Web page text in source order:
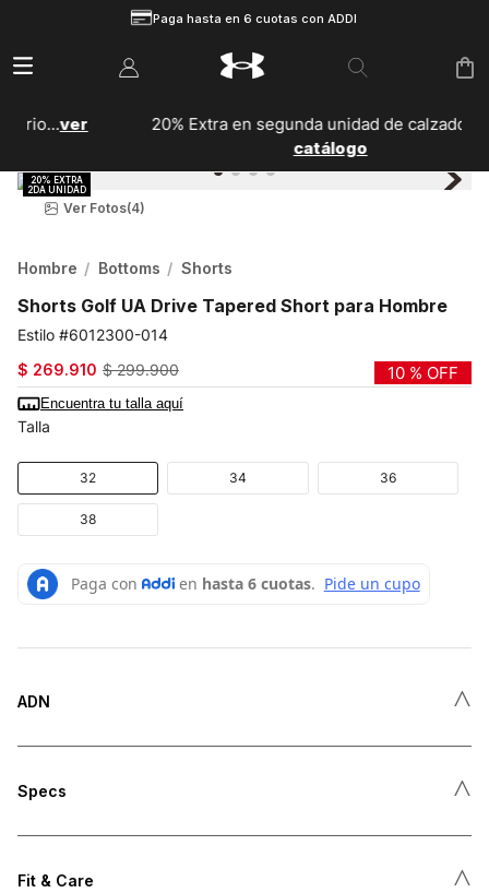
Paga hasta en 6 cuotas con ADDI
20% Extra en segunda unidad de calzado...Ver
Ver Fotos(4)
Hombre Bottoms Shorts
Shorts Golf UA Drive Tapered Short para Hombre
6012300-014
$ 269.910 $ 299.900 10 % OFF
Encuentra tu talla aquí
Talla
32 34 36
38
ADN ˄
Specs ˄
Fit & Care ˄